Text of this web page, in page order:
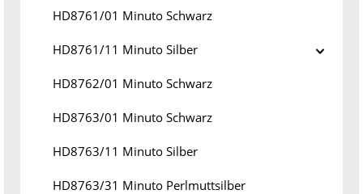
HD8761/01 Minuto Schwarz
HD8761/11 Minuto Silber
HD8762/01 Minuto Schwarz
HD8763/01 Minuto Schwarz
HD8763/11 Minuto Silber
HD8763/31 Minuto Perlmuttsilber